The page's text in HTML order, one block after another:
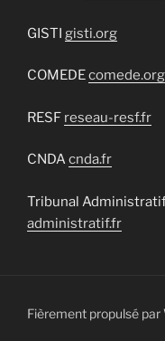
GISTI gisti.org
COMEDEcomede.org
RESF reseau-resf.fr
CNDAcnda.fr
Tribunal
administratif.fr
Fièrement propulsé par